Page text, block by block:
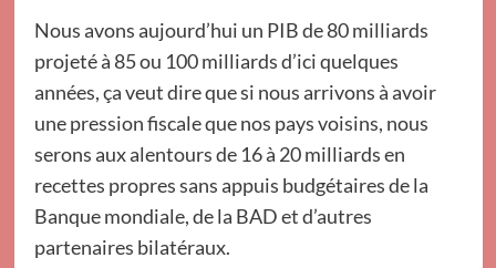
Nous avons aujourd’hui un PIB de 80 milliards
projeté à 85 ou 100 milliards d’ici quelques
années, ça veut dire que si nous arrivons à avoir
une pression fiscale que nos pays voisins, nous
serons aux alentours de 16 à 20 milliards en
recettes propres sans appuis budgétaires de la
Banque mondiale, de la BAD et d’autres
partenaires bilatéraux.